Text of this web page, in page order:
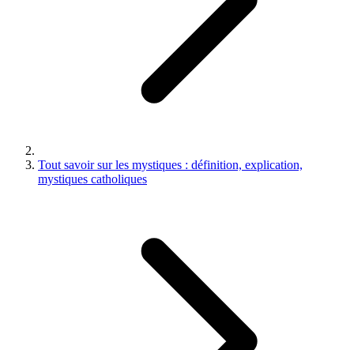
Tout savoir sur les mystiques : définition, explication,
mystiques catholiques